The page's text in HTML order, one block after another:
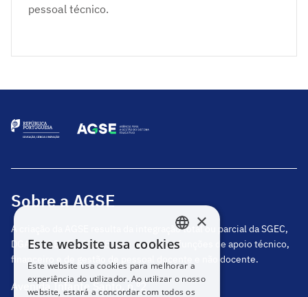
pessoal técnico.
Sobre a AGSE
A criação da AGSE resulta da integração total ou parcial da SGEC,
DGAE, DGEstE e IGeFE, que centraliza funções de apoio técnico,
financeiro e de gestão de pessoal docente e não docente.
Avenida Infante Santo, n.º2
PORTUGUESE
ENGLISH
×
Este website usa cookies
Este website usa cookies para melhorar a
experiência do utilizador. Ao utilizar o nosso
website, estará a concordar com todos os